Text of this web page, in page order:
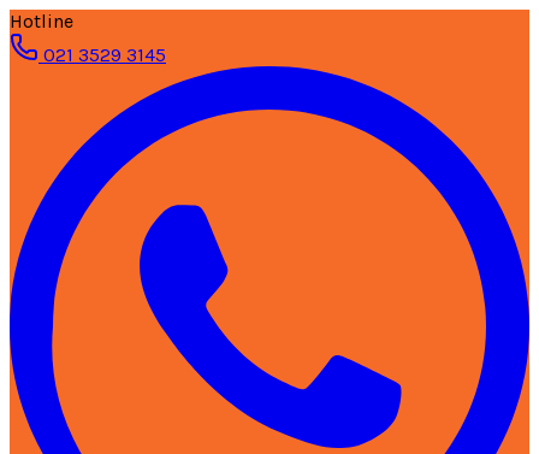
Hotline
021 3529 3145